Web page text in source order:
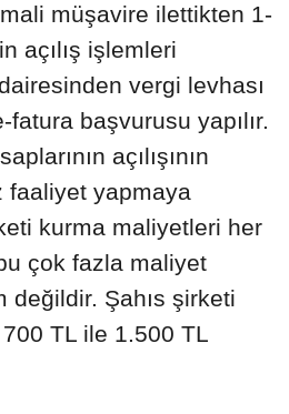
müşavire ilettikten 1-
açılış işlemleri
vergi levhası
fatura başvurusu yapılır.
açılışının
faaliyet yapmaya
kurma maliyetleri her
çok fazla maliyet
değildir. Şahıs şirketi
TL ile 1.500 TL